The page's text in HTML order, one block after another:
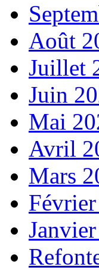
Août
Juillet
Juin
Mai
Avril
Mars